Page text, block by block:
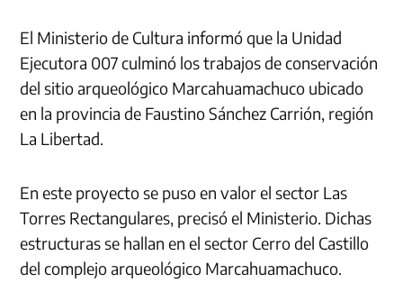
El Ministerio de Cultura informó que la Unidad
Ejecutora 007 culminó los trabajos de conservación
del sitio arqueológico Marcahuamachuco ubicado
en la provincia de Faustino Sánchez Carrión, región
La Libertad.
En este proyecto se puso en valor el sector Las
Torres Rectangulares, precisó el Ministerio. Dichas
estructuras se hallan en el sector Cerro del Castillo
del complejo arqueológico Marcahuamachuco.